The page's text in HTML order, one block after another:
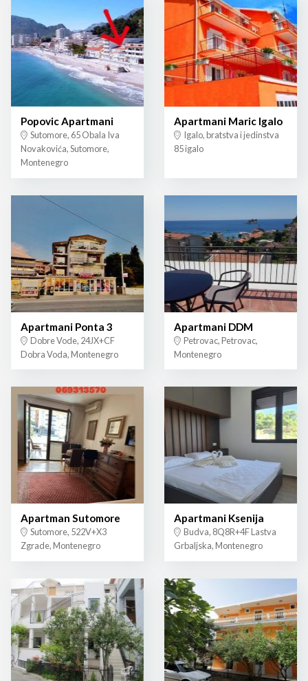
Popovic Apartmani
Sutomore, 65 Obala Iva
Novakovića, Sutomore,
Montenegro
Apartmani Maric Igalo
Igalo, bratstva i jedinstva
85 igalo
Apartmani Ponta 3
Dobre Vode, 24JX+CF
Dobra Voda, Montenegro
Apartmani DDM
Petrovac, Petrovac,
Montenegro
Apartman Sutomore
Sutomore, 522V+X3
Zgrade, Montenegro
Apartmani Ksenija
Budva, 8Q8R+4F Lastva
Grbaljska, Montenegro